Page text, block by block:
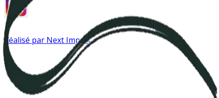
Instagram
Réalisé par Next Impact